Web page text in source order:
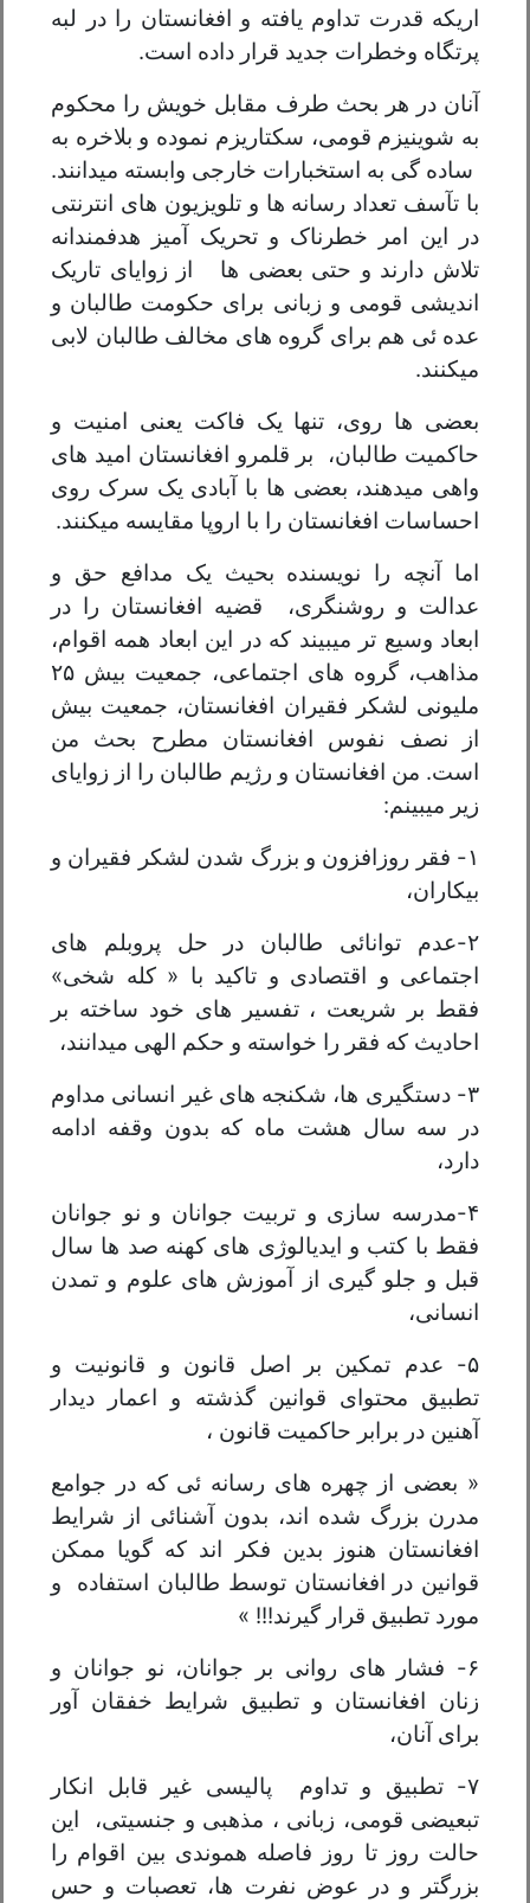
اریکه قدرت تداوم یافته و افغانستان را در لبه
پرتگاه وخطرات جدید قرار داده است.
آنان در هر بحث طرف مقابل خویش را محکوم
به شوینیزم قومی، سکتاریزم نموده و بلاخره به
ساده گی به استخبارات خارجی وابسته میدانند.
با تآسف تعداد رسانه ها و تلویزیون های انترنتی
در این امر خطرناک و تحریک آمیز هدفمندانه
تلاش دارند و حتی بعضی ها از زوایای تاریک
اندیشی قومی و زبانی برای حکومت طالبان و
عده ئی هم برای گروه های مخالف طالبان لابی
میکنند.
بعضی ها روی، تنها یک فاکت یعنی امنیت و
حاکمیت طالبان، بر قلمرو افغانستان امید های
واهی میدهند، بعضی ها با آبادی یک سرک روی
احساسات افغانستان را با اروپا مقایسه میکنند.
اما آنچه را نویسنده بحیث یک مدافع حق و
عدالت و روشنگری، قضیه افغانستان را در
ابعاد وسیع تر میبیند که در این ابعاد همه اقوام،
مذاهب، گروه های اجتماعی، جمعیت بیش ۲۵
ملیونی لشکر فقیران افغانستان، جمعیت بیش
از نصف نفوس افغانستان مطرح بحث من
است. من افغانستان و رژيم طالبان را از زوایای
زیر میبینم:
۱- فقر روزافزون و بزرگ شدن لشکر فقیران و
بیکاران،
۲-عدم توانائی طالبان در حل پروبلم های
اجتماعی و اقتصادی و تاکید با « کله شخی»
فقط بر شریعت ، تفسیر های خود ساخته بر
احادیث که فقر را خواسته و حکم الهی میدانند،
۳- دستگیری ها، شکنجه های غیر انسانی مداوم
در سه سال هشت ماه که بدون وقفه ادامه
دارد،
۴-مدرسه سازی و تربیت جوانان و نو جوانان
فقط با کتب و ایدیالوژی های کهنه صد ها سال
قبل و جلو گیری از آموزش های علوم و تمدن
انسانی،
۵- عدم تمکین بر اصل قانون و قانونیت و
تطبیق محتوای قوانین گذشته و اعمار دیدار
آهنین در برابر حاکمیت قانون ،
« بعضی از چهره های رسانه ئی که در جوامع
مدرن بزرگ شده اند، بدون آشنائی از شرایط
افغانستان هنوز بدین فکر اند که گویا ممکن
قوانین در افغانستان توسط طالبان استفاده و
مورد تطبیق قرار گیرند!!! »
۶- فشار های روانی بر جوانان، نو جوانان و
زنان افغانستان و تطبیق شرایط خفقان آور
برای آنان،
۷- تطبیق و تداوم پالیسی غیر قابل انکار
تبعیضی قومی، زبانی ، مذهبی و جنسیتی، این
حالت روز تا روز فاصله هموندی بین اقوام را
بزرگتر و در عوض نفرت ها، تعصبات و حس